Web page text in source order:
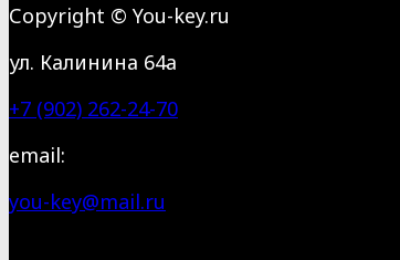
Сopyright © You-key.ru
ул. Калинина 64а
+7 (902) 262-24-70
email:
you-key@mail.ru